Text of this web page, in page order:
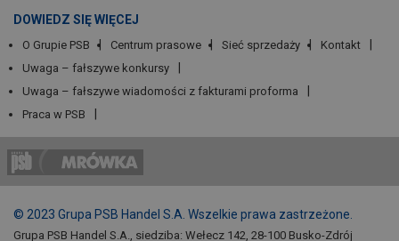
DOWIEDZ SIĘ WIĘCEJ
O Grupie PSB Centrum prasowe Sieć sprzedaży
Kontakt
Uwaga – fałszywe konkursy
Uwaga – fałszywe wiadomości z fakturami proforma
Praca w PSB
© 2023 Grupa PSB Handel S.A. Wszelkie prawa zastrzeżone.
Grupa PSB Handel S.A., siedziba: Wełecz 142, 28-100 Busko-Zdrój